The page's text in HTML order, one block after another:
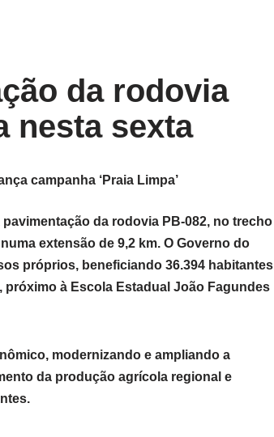
da rodovia
nesta sexta
da rodovia PB-082, no trecho
extensão de 9,2 km. O Governo do
próprios, beneficiando 36.394 habitantes
à Escola Estadual João Fagundes
modernizando e ampliando a
da produção agrícola regional e